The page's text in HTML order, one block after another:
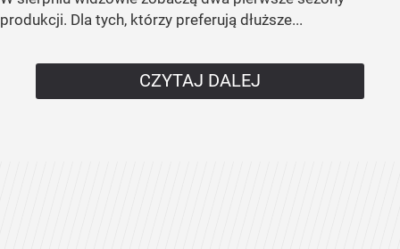
produkcji. Dla tych, którzy preferują dłuższe...
CZYTAJ DALEJ